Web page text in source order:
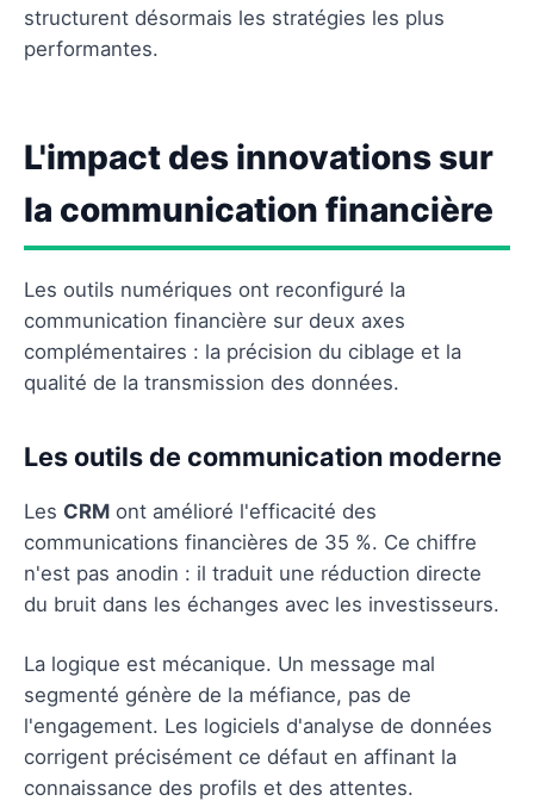
structurent désormais les stratégies les plus
performantes.
L'impact des innovations sur
la communication financière
Les outils numériques ont reconfiguré la
communication financière sur deux axes
complémentaires : la précision du ciblage et la
qualité de la transmission des données.
Les outils de communication moderne
Les CRM ont amélioré l'efficacité des
communications financières de 35 %. Ce chiffre
n'est pas anodin : il traduit une réduction directe
du bruit dans les échanges avec les investisseurs.
La logique est mécanique. Un message mal
segmenté génère de la méfiance, pas de
l'engagement. Les logiciels d'analyse de données
corrigent précisément ce défaut en affinant la
connaissance des profils et des attentes.